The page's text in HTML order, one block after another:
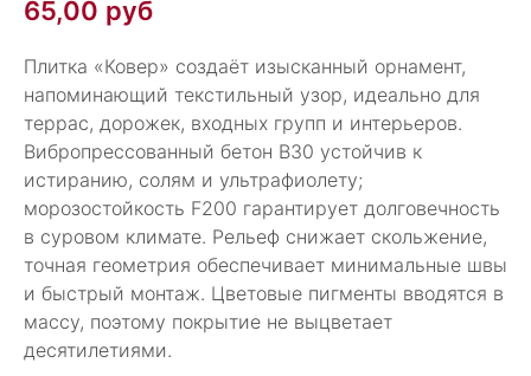
65,00 руб
Плитка «Ковер» создаёт изысканный орнамент,
напоминающий текстильный узор, идеально для
террас, дорожек, входных групп и интерьеров.
Вибропрессованный бетон В30 устойчив к
истиранию, солям и ультрафиолету;
морозостойкость F200 гарантирует долговечность
в суровом климате. Рельеф снижает скольжение,
точная геометрия обеспечивает минимальные швы
и быстрый монтаж. Цветовые пигменты вводятся в
массу, поэтому покрытие не выцветает
десятилетиями.